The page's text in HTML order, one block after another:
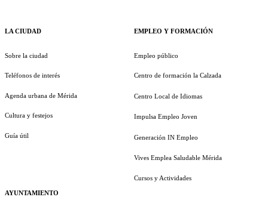
LA CIUDAD
Sobre la ciudad
Teléfonos de interés
Agenda urbana de Mérida
Cultura y festejos
Guía útil
AYUNTAMIENTO
EMPLEO Y FORMACIÓN
Empleo público
Centro de formación la Calzada
Centro Local de Idiomas
Impulsa Empleo Joven
Generación IN Empleo
Vives Emplea Saludable Mérida
Cursos y Actividades